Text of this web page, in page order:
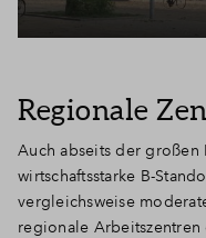
Regionale
Auch abseits der
wirtschaftsstarke B-
vergleichsweise
regionale Arbeitszentren